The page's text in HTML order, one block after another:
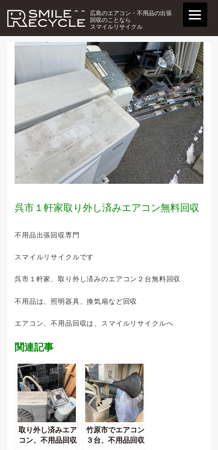
広島のエアコン・不用品の出張
回収のことなら
スマイルリサイクル
呉市１軒家取り外し済みエアコン無料回収
不用品出張回収専門
スマイルリサイクルです
呉市１軒家、取り外し済みのエアコン２台無料回収
不用品は、照明器具、換気扇など回収
エアコン、不用品回収は、スマイルリサイクルへ
関連記事
取り外し済みエア
コン、不用品回収
竹原市でエアコン
３台、不用品回収